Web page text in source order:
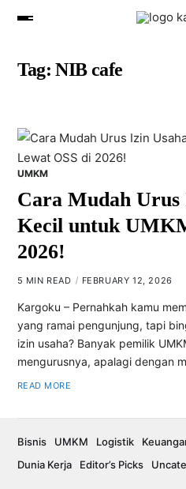
Tag:NIB cafe
UMKM
Cara Mudah Urus
Kecil untuk
2026!
5 MIN READ FEBRUARY 12, 2026
Kargoku – Pernahkah kamu
yang ramai pengunjung, tapi
izin usaha? Banyak pemilik
mengurusnya, apalagi dengan
READ MORE
Bisnis UMKM Logistik
Dunia Kerja
Editor’s Picks